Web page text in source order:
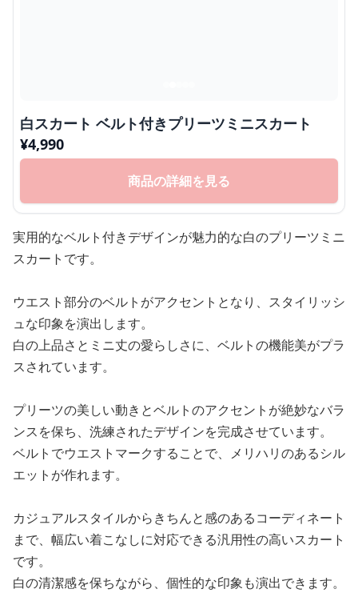
白スカート ベルト付きプリーツミニスカート
¥4,990
商品の詳細を見る
実用的なベルト付きデザインが魅力的な白のプリーツミニ
スカートです。
ウエスト部分のベルトがアクセントとなり、スタイリッシ
ュな印象を演出します。
白の上品さとミニ丈の愛らしさに、ベルトの機能美がプラ
スされています。
プリーツの美しい動きとベルトのアクセントが絶妙なバラ
ンスを保ち、洗練されたデザインを完成させています。
ベルトでウエストマークすることで、メリハリのあるシル
エットが作れます。
カジュアルスタイルからきちんと感のあるコーディネート
まで、幅広い着こなしに対応できる汎用性の高いスカート
です。
白の清潔感を保ちながら、個性的な印象も演出できます。